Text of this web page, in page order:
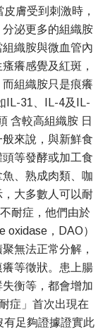
膚受到刺激時，
泌更多的組織胺
織胺與微血管內
癢感覺及紅斑，
組織胺只是痕癢
IL-31、IL-4及IL-
含較高組織胺 日
來說，與新鮮食
等發酵或加工食
、熟成肉類、咖
大多數人可以耐
耐症，他們由於
oxidase，DAO）
無法正常分解，
等徵狀。患上腸
衡等，都會增加
症」首次出現在
有足夠證據證實此